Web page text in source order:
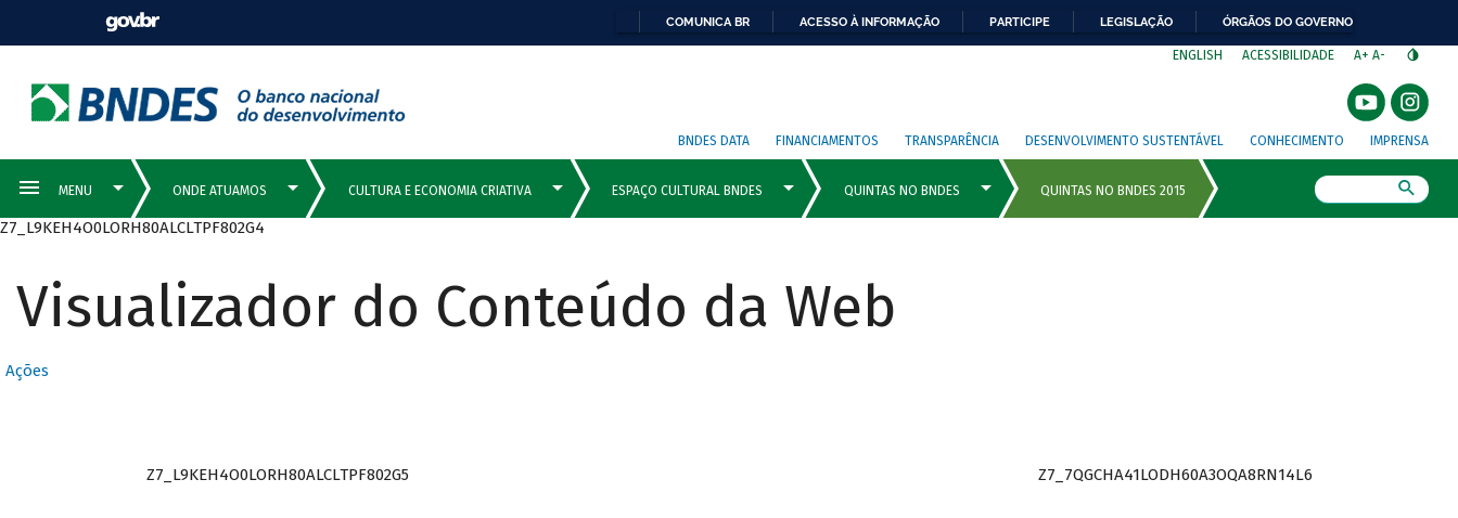
COMUNICA BR ACESSO À INFORMAÇÃO PARTICIPE LEGISLAÇÃO ÓRGÃOS DO GOVERNO
ENGLISH ACESSIBILIDADE A+ A-
BNDES DATA FINANCIAMENTOS TRANSPARÊNCIA DESENVOLVIMENTO SUSTENTÁVEL CONHECIMENTO IMPRENSA
Z7_L9KEH4O0LORH80ALCLTPF802G4
Visualizador do Conteúdo da Web
Ações
Z7_L9KEH4O0LORH80ALCLTPF802G5 Z7_7QGCHA41LODH60A3OQA8RN14L6